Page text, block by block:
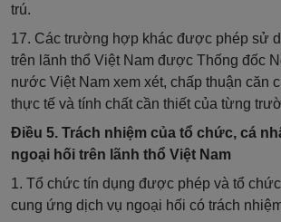
trú.
17. Các trường hợp khác được phép sử
trên lãnh thổ Việt Nam được Thống đốc
nước Việt Nam xem xét, chấp thuận căn
thực tế và tính chất cần thiết của từng
Điều 5. Trách nhiệm của tổ chức, cá
ngoại hối trên lãnh thổ Việt Nam
1. Tổ chức tín dụng được phép và tổ
cung ứng dịch vụ ngoại hối có trách